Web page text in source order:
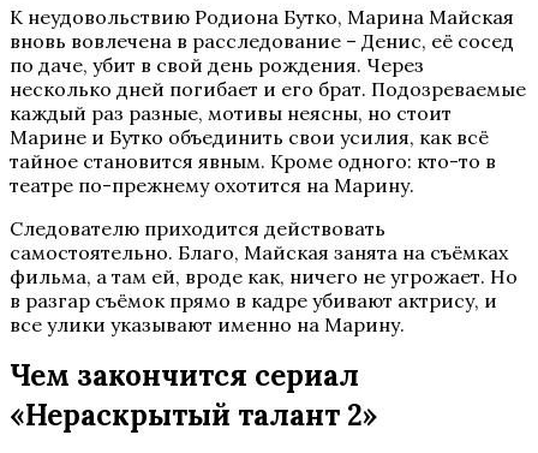
К неудовольствию Родиона Бутко, Марина Майская
вновь вовлечена в расследование – Денис, её сосед
по даче, убит в свой день рождения. Через
несколько дней погибает и его брат. Подозреваемые
каждый раз разные, мотивы неясны, но стоит
Марине и Бутко объединить свои усилия, как всё
тайное становится явным. Кроме одного: кто-то в
театре по-прежнему охотится на Марину.
Следователю приходится действовать
самостоятельно. Благо, Майская занята на съёмках
фильма, а там ей, вроде как, ничего не угрожает. Но
в разгар съёмок прямо в кадре убивают актрису, и
все улики указывают именно на Марину.
Чем закончится сериал
«Нераскрытый талант 2»